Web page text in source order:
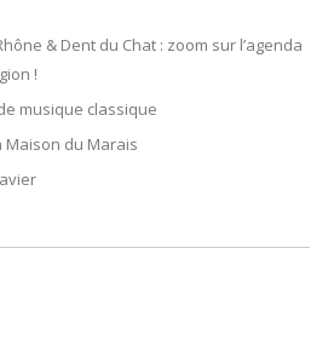
& Dent du Chat : zoom sur l’agenda
!
musique classique
Maison du Marais